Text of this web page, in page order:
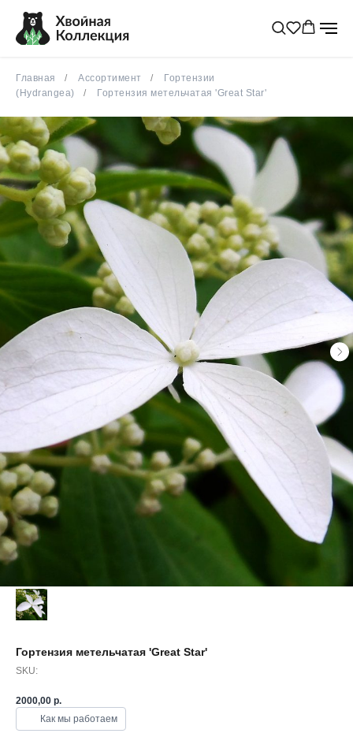
Главная Ассортимент
Гортензии
(Hydrangea)
Гортензия метельчатая 'Great Star'
Гортензия метельчатая 'Great Star'
SKU:
2000,00 р.
Как мы работаем